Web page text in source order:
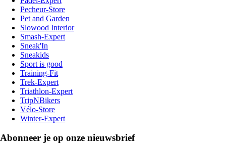
Pecheur-Store
Pet and Garden
Slowood Interior
Smash-Expert
Sneak'In
Sneakids
Sport is good
Training-Fit
Trek-Expert
Triathlon-Expert
TripNBikers
Vélo-Store
Winter-Expert
Abonneer je op onze nieuwsbrief